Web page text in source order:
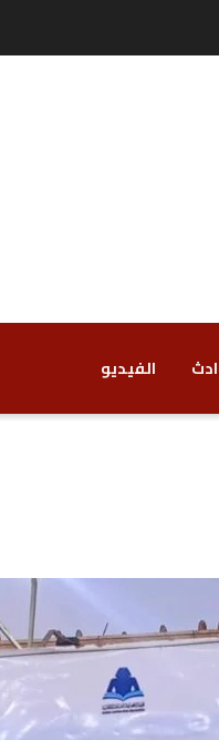
‏الفيديو